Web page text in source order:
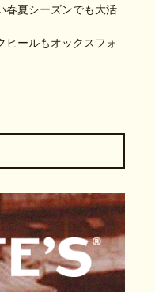
春夏シーズンでも大活
ヒールもオックスフォ